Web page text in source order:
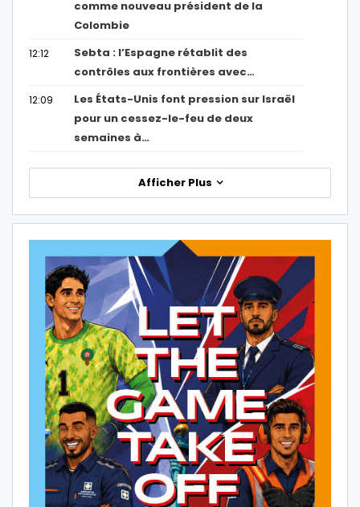
comme nouveau président de la
Colombie
12:12
Sebta : l’Espagne rétablit des
contrôles aux frontières avec…
12:09
Les États-Unis font pression sur Israël
pour un cessez-le-feu de deux
semaines à…
Afficher Plus